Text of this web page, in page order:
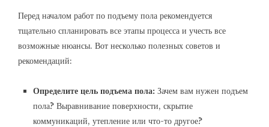
Перед началом работ по подъему пола рекомендуется
тщательно спланировать все этапы процесса и учесть все
возможные нюансы. Вот несколько полезных советов и
рекомендаций:
Определите цель подъема пола: Зачем вам нужен подъем
пола? Выравнивание поверхности, скрытие
коммуникаций, утепление или что-то другое?